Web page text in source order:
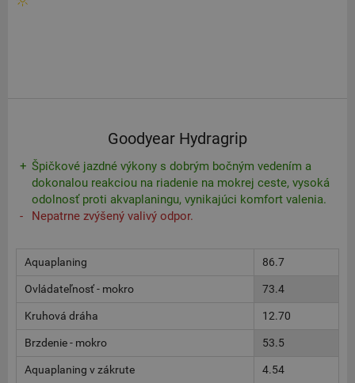
Goodyear Hydragrip
Špičkové jazdné výkony s dobrým bočným vedením a
dokonalou reakciou na riadenie na mokrej ceste, vysoká
odolnosť proti akvaplaningu, vynikajúci komfort valenia.
Nepatrne zvýšený valivý odpor.
Aquaplaning 86.7
Ovládateľnosť - mokro 73.4
Kruhová dráha 12.70
Brzdenie - mokro 53.5
Aquaplaning v zákrute 4.54